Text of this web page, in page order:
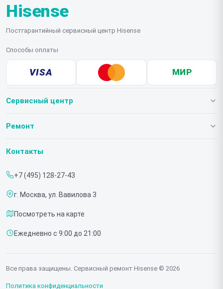
Hisense
Постгарантийный сервисный центр Hisense
Способы оплаты
VISA МИР
Сервисный центр
О нашем сервисе
Срочный ремонт
Доставка и способы оплаты
Диагностика
Контакты
Ремонт
Телевизоров
Проекторов
Контакты
+7 (495) 128-27-43
г. Москва, ул. Вавилова 3
Посмотреть на карте
Ежедневно с 9:00 до 21:00
Все права защищены. Сервисный ремонт Hisense © 2026
Политика конфиденциальности